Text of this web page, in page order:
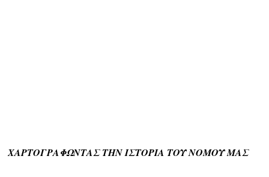
ΧΑΡΤΟΓΡΑΦΩΝΤΑΣ ΤΗΝ ΙΣΤΟΡΙΑ ΤΟΥ ΝΟΜΟΥ ΜΑΣ